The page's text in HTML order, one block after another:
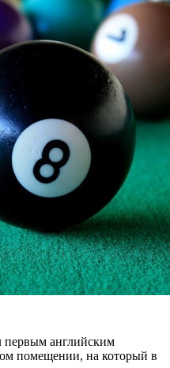
первым английским
помещении, на который в